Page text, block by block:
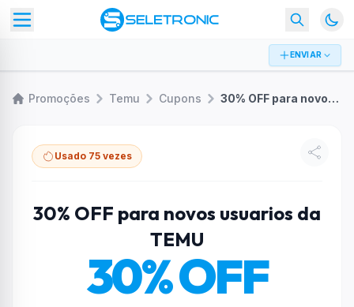
ENVIAR
Promoções Temu Cupons 30% OFF para novos usuarios da TEMU
Usado 75 vezes
30% OFF para novos usuarios da
TEMU
30% OFF